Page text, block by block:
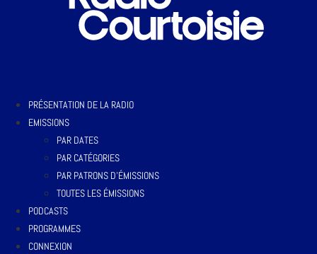
PRÉSENTATION DE LA RADIO
EMISSIONS
PAR DATES
PAR CATÉGORIES
PAR PATRONS D’ÉMISSIONS
TOUTES LES ÉMISSIONS
PODCASTS
PROGRAMMES
CONNEXION